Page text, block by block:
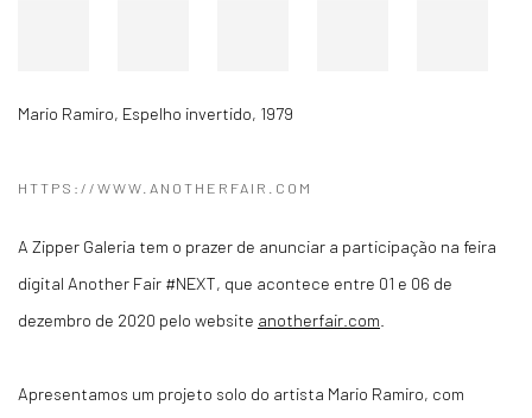
Mario Ramiro, Espelho invertido, 1979
HTTPS://WWW.ANOTHERFAIR.COM
A Zipper Galeria tem o prazer de anunciar a participação na feira
digital Another Fair #NEXT, que acontece entre 01 e 06 de
dezembro de 2020 pelo website anotherfair.com
Apresentamos um projeto solo do artista Mario Ramiro, com